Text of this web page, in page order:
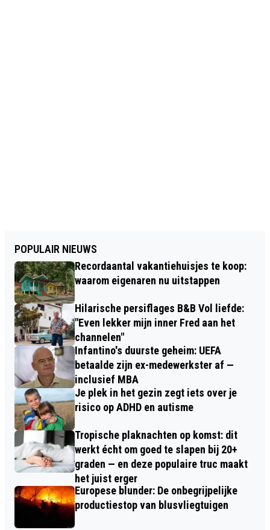
POPULAIR NIEUWS
Recordaantal vakantiehuisjes te koop:
waarom eigenaren nu uitstappen
Hilarische persiflages B&B Vol liefde:
"Even lekker mijn inner Fred aan het
channelen"
Infantino's duurste geheim: UEFA
betaalde zijn ex-medewerkster af —
inclusief MBA
Je plek in het gezin zegt iets over je
risico op ADHD en autisme
Tropische plaknachten op komst: dit
werkt écht om goed te slapen bij 20+
graden — en deze populaire truc maakt
het juist erger
Europese blunder: De onbegrijpelijke
productiestop van blusvliegtuigen